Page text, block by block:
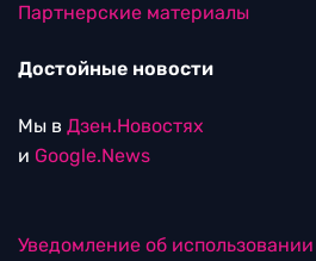
Партнерские материалы
Достойные новости
Мы в Дзен.Новостях
и Google.News
Уведомление об